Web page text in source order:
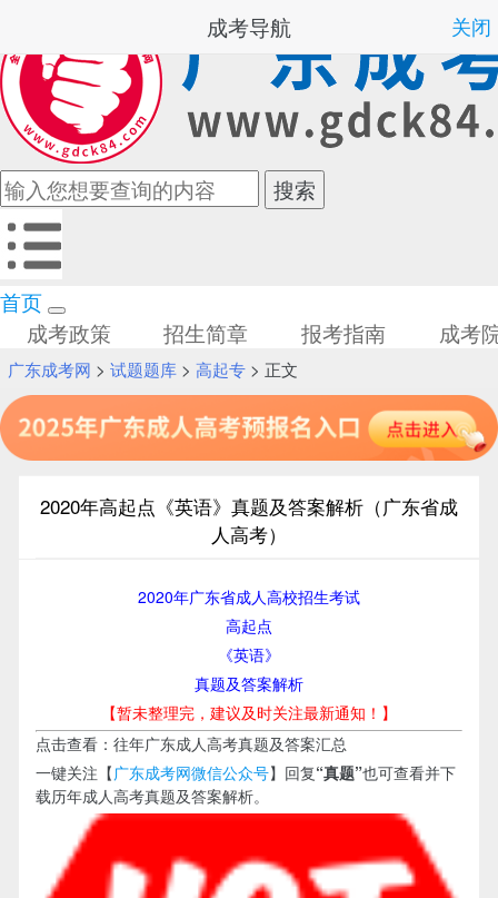
首页
成考政策
招生简章 报考指南 成考
广东成考网 > 试题题库> 高起专> 正文
2020年高起点《英语》真题及答案解析（广东省成
人高考）
2020年广东省成人高校招生考试
高起点
《英语》
​真题及答案解析
【暂未整理完，建议及时关注最新通知！】
点击查看：往年广东成人高考真题及答案汇总
一键关注【 广东成考网微信公众号】回复“真题”也可查看并下
载历年成人高考真题及答案解析。
成考导航 关闭